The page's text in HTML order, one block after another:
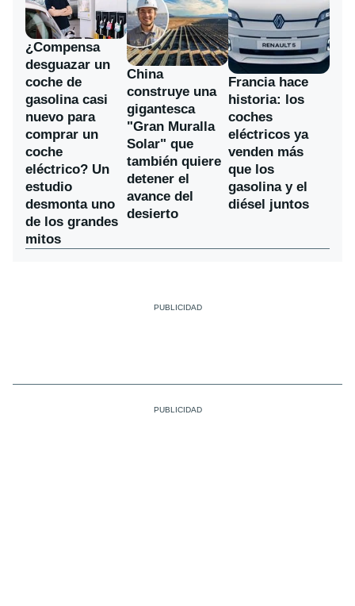
¿Compensa
desguazar un
coche de
gasolina casi
nuevo para
comprar un
coche
eléctrico? Un
estudio
desmonta uno
de los grandes
mitos
China
construye una
gigantesca
"Gran Muralla
Solar" que
también quiere
detener el
avance del
desierto
Francia hace
historia: los
coches
eléctricos ya
venden más
que los
gasolina y el
diésel juntos